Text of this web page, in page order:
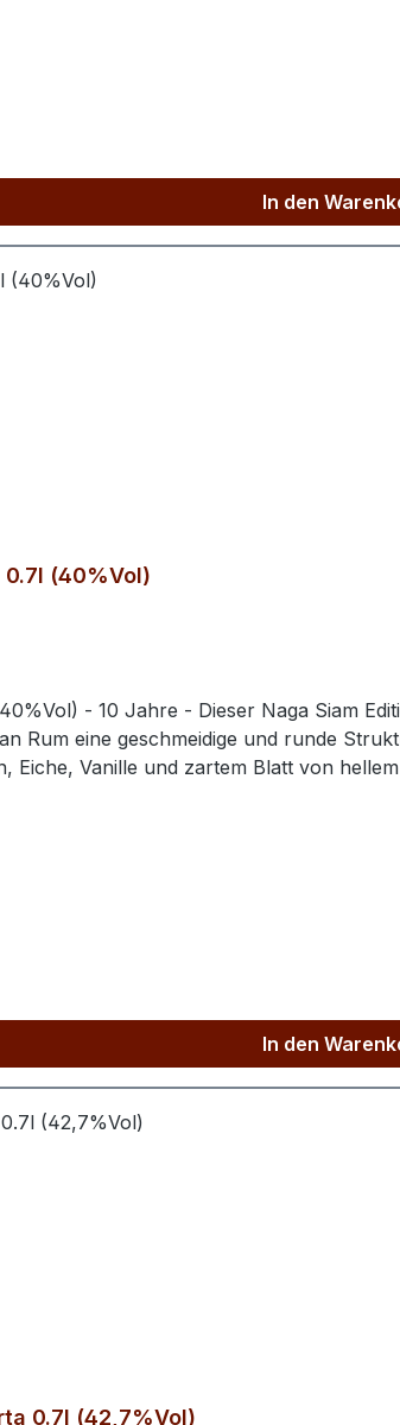
In den
0.7l (40%Vol)
- 10 Jahre - Dieser Naga Siam
Rum eine geschmeidige und runde
Vanille und zartem Blatt von
mit Pazifischem Ozean. Dieses
In den
0.7l (42,7%Vol)